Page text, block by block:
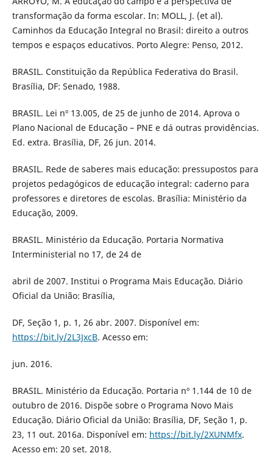
transformação da forma escolar. In: MOLL, J. (et al).
Caminhos da Educação Integral no Brasil: direito a outros
tempos e espaços educativos. Porto Alegre: Penso, 2012.
BRASIL. Constituição da República Federativa do Brasil.
Brasília, DF: Senado, 1988.
BRASIL. Lei nº 13.005, de 25 de junho de 2014. Aprova o
Plano Nacional de Educação – PNE e dá outras providências.
Ed. extra. Brasília, DF, 26 jun. 2014.
BRASIL. Rede de saberes mais educação: pressupostos para
projetos pedagógicos de educação integral: caderno para
professores e diretores de escolas. Brasília: Ministério da
Educação, 2009.
BRASIL. Ministério da Educação. Portaria Normativa
Interministerial no 17, de 24 de
abril de 2007. Institui o Programa Mais Educação. Diário
Oficial da União: Brasília,
DF, Seção 1, p. 1, 26 abr. 2007. Disponível em:
https://bit.ly/2L3JxcB. Acesso em:
jun. 2016.
BRASIL. Ministério da Educação. Portaria nº 1.144 de 10 de
outubro de 2016. Dispõe sobre o Programa Novo Mais
Educação. Diário Oficial da União: Brasília, DF, Seção 1, p.
23, 11 out. 2016a. Disponível em: https://bit.ly/2XUNMfx.
Acesso em: 20 set. 2018.